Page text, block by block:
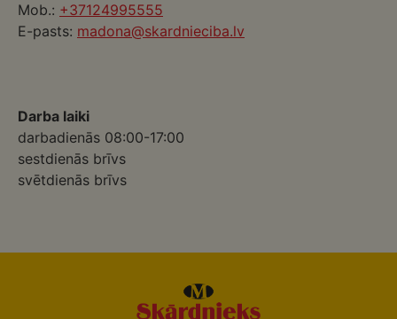
Mob.: +37124995555
E-pasts: madona@skardnieciba.lv
Darba laiki
darbadienās 08:00-17:00
sestdienās brīvs
svētdienās brīvs